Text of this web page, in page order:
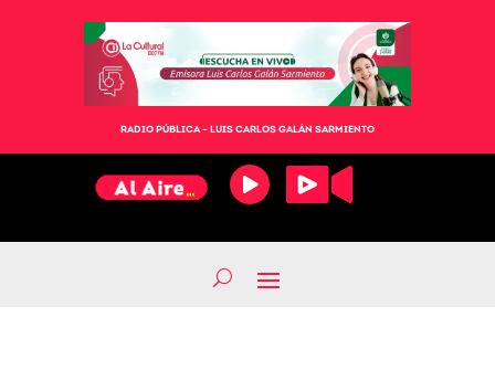
RADIO PÚBLICA – LUIS CARLOS GALÁN SARMIENTO